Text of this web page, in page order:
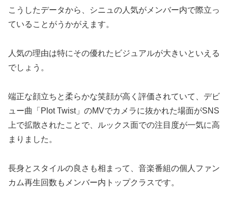
こうしたデータから、シニュの人気がメンバー内で際立っ
ていることがうかがえます。
人気の理由は特にその優れたビジュアルが大きいといえる
でしょう。
端正な顔立ちと柔らかな笑顔が高く評価されていて、デビ
ュー曲「Plot Twist」のMVでカメラに抜かれた場面がSNS
上で拡散されたことで、ルックス面での注目度が一気に高
まりました。
長身とスタイルの良さも相まって、音楽番組の個人 ファン
カム再生回数もメンバー内トップクラスです​。